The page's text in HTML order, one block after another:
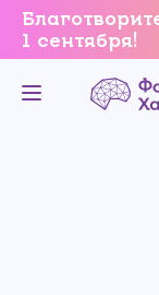
1 сентября!
Вы